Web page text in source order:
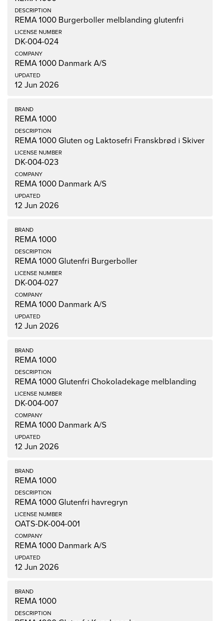
REMA 1000 Burgerboller melblanding glutenfri
DK-004-024
REMA 1000 Danmark A/S
12 Jun 2026
REMA 1000
REMA 1000 Gluten og Laktosefri Franskbrød i Skiver
DK-004-023
REMA 1000 Danmark A/S
12 Jun 2026
REMA 1000
REMA 1000 Glutenfri Burgerboller
DK-004-027
REMA 1000 Danmark A/S
12 Jun 2026
REMA 1000
REMA 1000 Glutenfri Chokoladekage melblanding
DK-004-007
REMA 1000 Danmark A/S
12 Jun 2026
REMA 1000
REMA 1000 Glutenfri havregryn
OATS-DK-004-001
REMA 1000 Danmark A/S
12 Jun 2026
REMA 1000